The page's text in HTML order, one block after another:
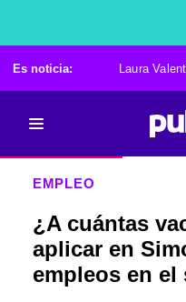
Es noticia: Laura
EMPLEO
¿A cuántas
aplicar en
empleos en